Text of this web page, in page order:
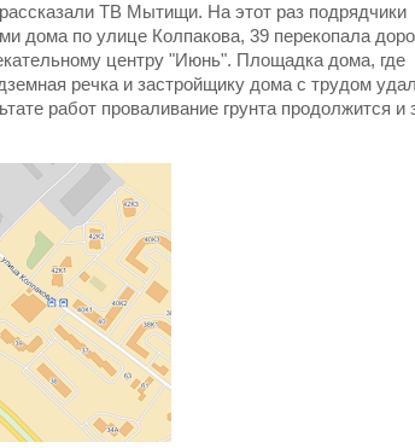
ТВ Мытищи. На этот раз подрядчики
дома по улице Колпакова, 39 перекопала
центру "Июнь". Площадка дома, где
речка и застройщику дома с трудом
работ проваливание грунта продолжится и